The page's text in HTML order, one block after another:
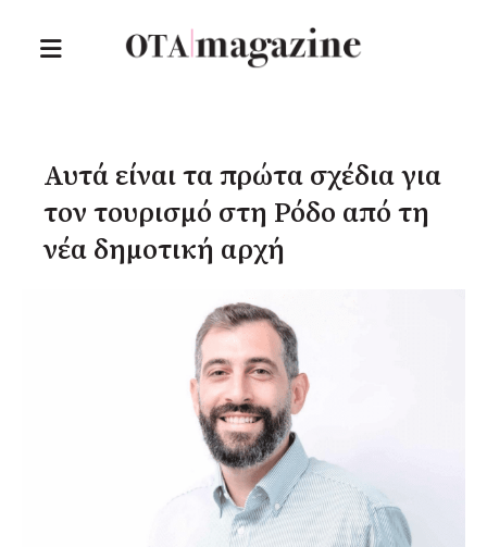
Αυτά είναι τα πρώτα σχέδια για
τον τουρισμό στη Ρόδο από τη
νέα δημοτική αρχή